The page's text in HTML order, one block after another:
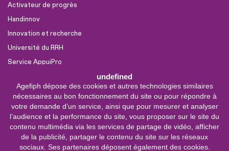
undefined
Agefiph dépose des cookies et autres technologies similaires
nécessaires au bon fonctionnement du site ou pour répondre à
votre demande d’un service, ainsi que pour mesurer et analyser
l’audience et la performance du site, vous proposer sur le site du
contenu multimédia via les services de partage de vidéo, afficher
de la publicité, partager le contenu du site sur les réseaux
sociaux. Ses partenaires déposent également des cookies.
Activateur de progrès
Handinnov
Innovation et recherche
Université du RRH
Service AppuiPro
Nous suivre
Youtube
Linkedin
Facebook